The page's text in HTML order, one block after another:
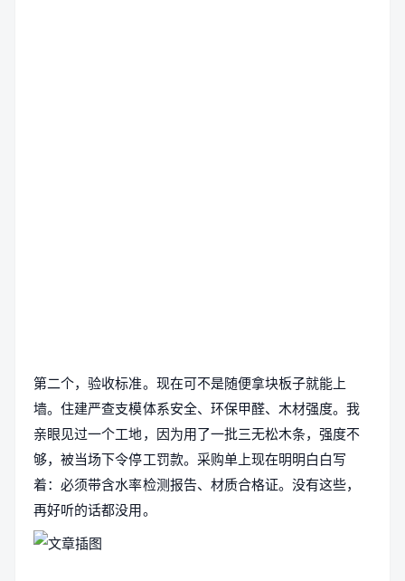
第二个，验收标准。现在可不是随便拿块板子就能上
墙。住建严查支模体系安全、环保甲醛、木材强度。我
亲眼见过一个工地，因为用了一批三无松木条，强度不
够，被当场下令停工罚款。采购单上现在明明白白写
着：必须带含水率检测报告、材质合格证。没有这些，
再好听的话都没用。